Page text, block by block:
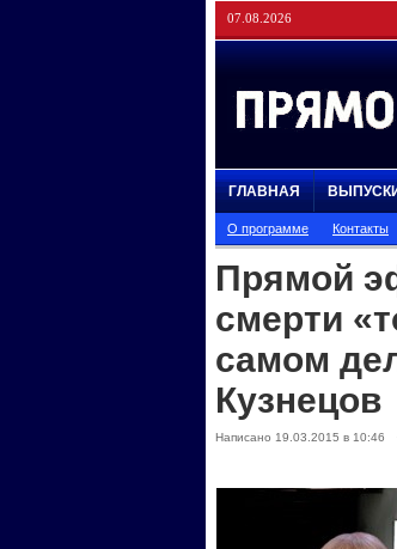
07.08.2026
ГЛАВНАЯ
О программе Контакты
Прямой
смерти
самом
Кузнецов
Написано 19.03.2015 в 10:46